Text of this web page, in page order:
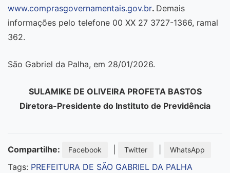
www.comprasgovernamentais.gov.br. Demais
informações pelo telefone 00 XX 27 3727-1366, ramal
362.
São Gabriel da Palha, em 28/01/2026.
SULAMIKE DE OLIVEIRA PROFETA BASTOS
Diretora-Presidente do Instituto de Previdência
Compartilhe: Facebook Twitter WhatsApp
Tags: PREFEITURA DE SÃO GABRIEL DA PALHA